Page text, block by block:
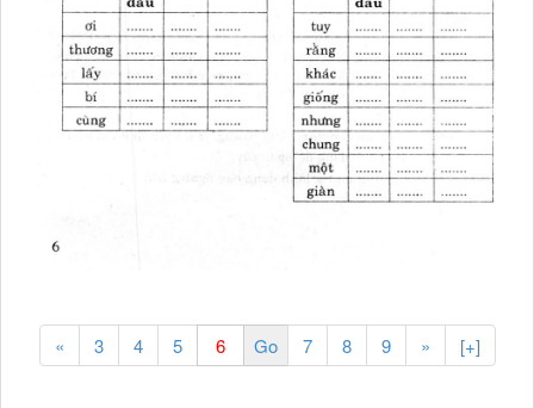
« 3 4 5 7 8 9 » [+]